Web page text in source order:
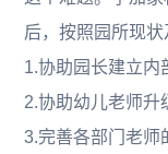
后，按照园所现状
1.协助园长建立内
2.协助幼儿老师升
3.完善各部门老师